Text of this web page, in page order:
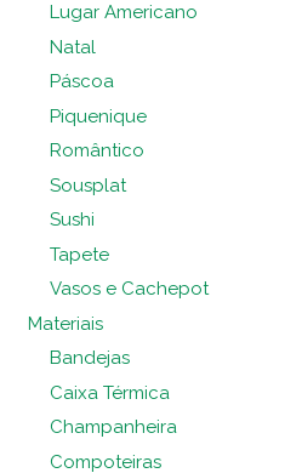
Lugar Americano
Natal
Páscoa
Piquenique
Romântico
Sousplat
Sushi
Tapete
Vasos e Cachepot
Materiais
Bandejas
Caixa Térmica
Champanheira
Compoteiras